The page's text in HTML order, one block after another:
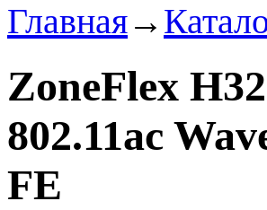
Главная→
ZoneFlex
802.11ac
FE